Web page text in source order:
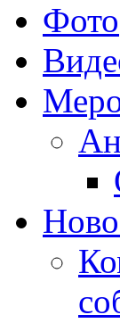
Фото